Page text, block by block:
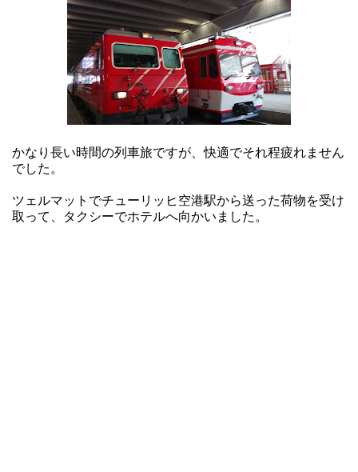
かなり長い時間の列車旅ですが、快適でそれ程疲れません
でした。
ツェルマットでチューリッヒ空港駅から送った荷物を受け
取って、タクシーでホテルへ向かいました。